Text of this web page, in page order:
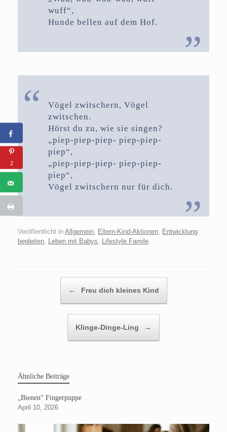
wuff“,
Hunde bellen auf dem Hof.
Vögel zwitschern, Vögel
zwitschen.
Hörst du zu, wie sie singen?
„piep-piep-piep- piep-piep-
piep“,
„piep-piep-piep- piep-piep-
piep“,
Vögel zwitschern nur für dich.
Veröffentlicht in Allgemein Eltern-Kind-Aktionen Entwicklung
begleiten Leben mit Babys Lifestyle Famile
← Freu dich kleines Kind
Klinge-Dinge-Ling →
Ähnliche Beiträge
„Bienen“ Fingerpuppe
April 10, 2026
2